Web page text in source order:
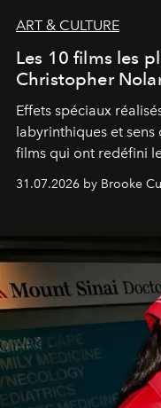
ART & CULTURE
Les 10 films les
Christopher
Effets spéciaux
labyrinthiques et
films qui ont redéfini
31.07.2026 by Brooke